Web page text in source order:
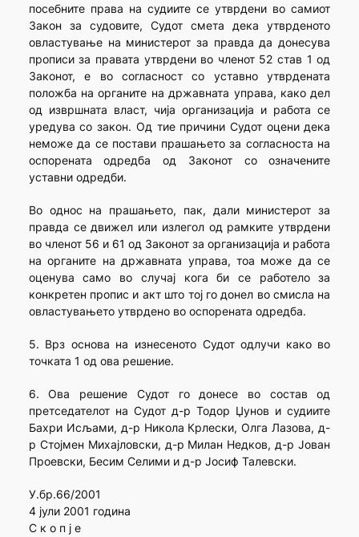
посебните права на судиите се утврдени во самиот
Закон за судовите, Судот смета дека утврденото
овластување на министерот за правда да донесува
прописи за правата утврдени во членот 52 став 1 од
Законот, е во согласност со уставно утврдената
положба на органите на државната управа, како дел
од извршната власт, чија организација и работа се
уредува со закон. Од тие причини Судот оцени дека
неможе да се постави прашањето за согласноста на
оспорената одредба од Законот со означените
уставни одредби.
Во однос на прашањето, пак, дали министерот за
правда се движел или излегол од рамките утврдени
во членот 56 и 61 од Законот за организација и работа
на органите на државната управа, тоа може да се
оценува само во случај кога би се работело за
конкретен пропис и акт што тој го донел во смисла на
овластувањето утврдено во оспорената одредба.
5. Врз основа на изнесеното Судот одлучи како во
точката 1 од ова решение.
6. Ова решение Судот го донесе во состав од
претседателот на Судот д-р Тодор Џунов и судиите
Бахри Исљами, д-р Никола Крлески, Олга Лазова, д-
р Стојмен Михајловски, д-р Милан Недков, д-р Јован
Проевски, Бесим Селими и д-р Јосиф Талевски.
У.бр.66/2001
4 јули 2001 година
С к о п ј е